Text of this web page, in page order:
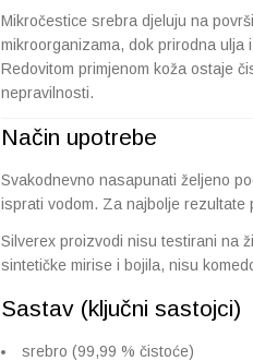
Mikročestice srebra djeluju na
mikroorganizama, dok prirodna ulja
Redovitom primjenom koža ostaje
nepravilnosti.
Način upotrebe
Svakodnevno nasapunati željeno
isprati vodom. Za najbolje rezultate
Silverex proizvodi nisu testirani na
sintetičke mirise i bojila, nisu
Sastav (ključni sastojci)
srebro (99,99 % čistoće)